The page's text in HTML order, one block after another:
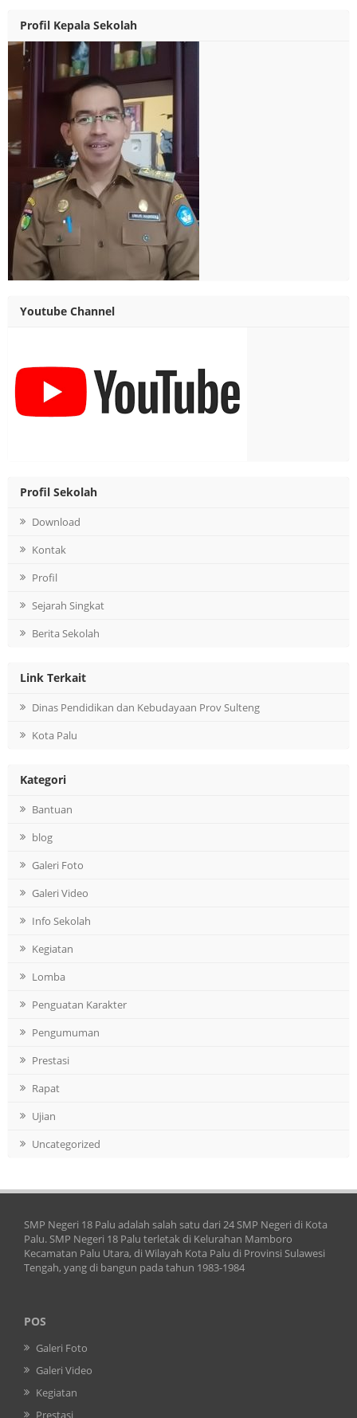
Profil Kepala Sekolah
Youtube Channel
Profil Sekolah
Download
Kontak
Profil
Sejarah Singkat
Berita Sekolah
Link Terkait
Dinas Pendidikan dan Kebudayaan Prov Sulteng
Kota Palu
Kategori
Bantuan
blog
Galeri Foto
Galeri Video
Info Sekolah
Kegiatan
Lomba
Penguatan Karakter
Pengumuman
Prestasi
Rapat
Ujian
Uncategorized
SMP Negeri 18 Palu adalah salah satu dari 24 SMP Negeri di Kota
Palu. SMP Negeri 18 Palu terletak di Kelurahan Mamboro
Kecamatan Palu Utara, di Wilayah Kota Palu di Provinsi Sulawesi
Tengah, yang di bangun pada tahun 1983-1984
POS
Galeri Foto
Galeri Video
Kegiatan
Prestasi